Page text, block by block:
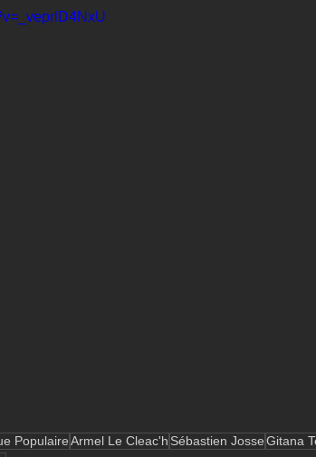
PopulaireArmel Le Cleac'h Sébastien JosseGitana